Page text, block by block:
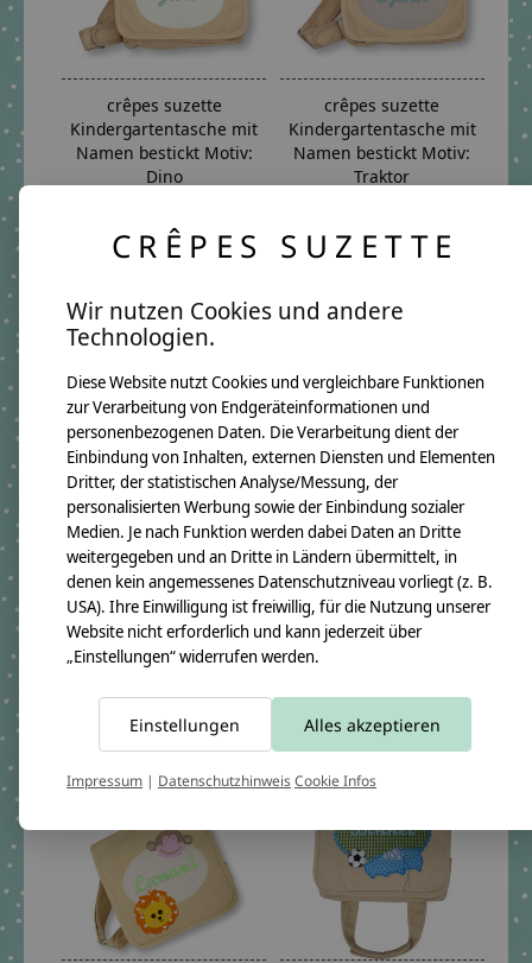
crêpes suzette
Kindergartentasche mit
Namen bestickt Motiv:
Dino
*Inkl. MwSt. zzgl.
Versandkosten
crêpes suzette
Kindergartentasche mit
Namen bestickt Motiv:
Traktor
*Inkl. MwSt. zzgl.
Versandkosten
crêpes suzette
Kindergartentasche mit
Namen bestickt Motiv:
Löwe
€59,90 *
*Inkl. MwSt. zzgl.
crêpes suzette
Kindergartentasche
wandelbar zum Rucksack
mit Namen bestickt
Motiv: Traktor
*Inkl. MwSt. zzgl.
CRÊPES SUZETTE
Wir nutzen Cookies und andere
Technologien.
Diese Website nutzt Cookies und vergleichbare Funktionen
zur Verarbeitung von Endgeräteinformationen und
personenbezogenen Daten. Die Verarbeitung dient der
Einbindung von Inhalten, externen Diensten und Elementen
Dritter, der statistischen Analyse/Messung, der
personalisierten Werbung sowie der Einbindung sozialer
Medien. Je nach Funktion werden dabei Daten an Dritte
weitergegeben und an Dritte in Ländern übermittelt, in
denen kein angemessenes Datenschutzniveau vorliegt (z. B.
USA). Ihre Einwilligung ist freiwillig, für die Nutzung unserer
Website nicht erforderlich und kann jederzeit über
„Einstellungen“ widerrufen werden.
Einstellungen Alles akzeptieren
Impressum | DatenschutzhinweisCookie Infos